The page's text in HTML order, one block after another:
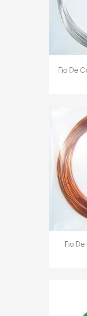
Fio De
Fio